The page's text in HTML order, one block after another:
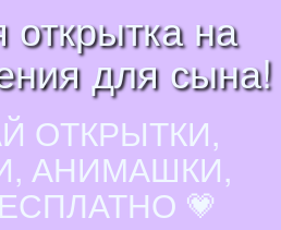
открытка на
для сына!
ОТКРЫТКИ,
АНИМАШКИ,
💗